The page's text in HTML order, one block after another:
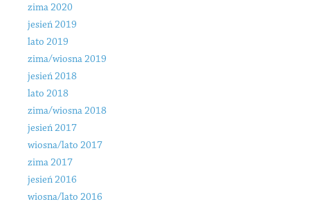
zima 2020
jesień 2019
lato 2019
zima/wiosna 2019
jesień 2018
lato 2018
zima/wiosna 2018
jesień 2017
wiosna/lato 2017
zima 2017
jesień 2016
wiosna/lato 2016